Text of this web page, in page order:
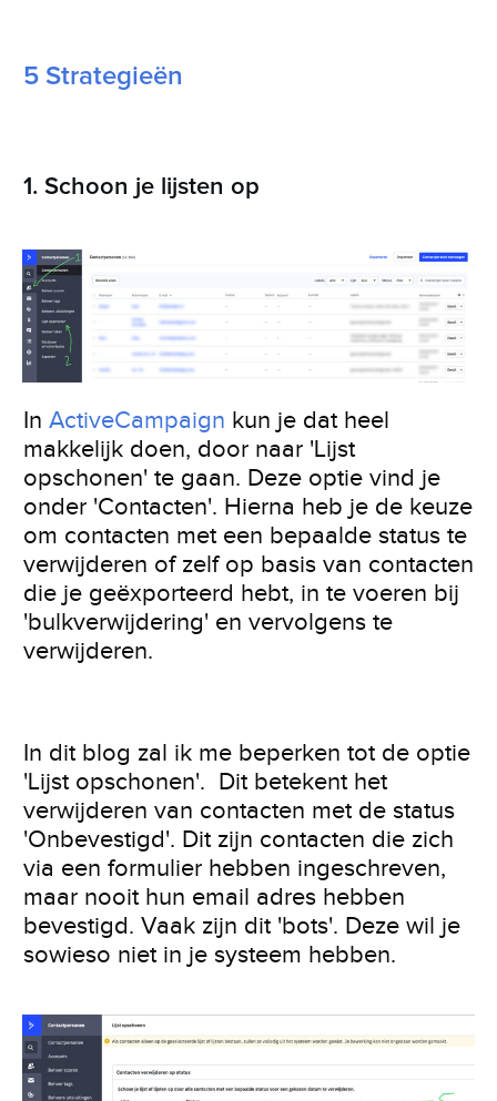
5 Strategieën
1. Schoon je lijsten op
In ActiveCampaign kun je dat heel
makkelijk doen, door naar 'Lijst
opschonen' te gaan. Deze optie vind je
onder 'Contacten'. Hierna heb je de keuze
om contacten met een bepaalde status te
verwijderen of zelf op basis van contacten
die je geëxporteerd hebt, in te voeren bij
'bulkverwijdering' en vervolgens te
verwijderen.
In dit blog zal ik me beperken tot de optie
'Lijst opschonen'. Dit betekent het
verwijderen van contacten met de status
'Onbevestigd'. Dit zijn contacten die zich
via een formulier hebben ingeschreven,
maar nooit hun email adres hebben
bevestigd. Vaak zijn dit 'bots'. Deze wil je
sowieso niet in je systeem hebben.